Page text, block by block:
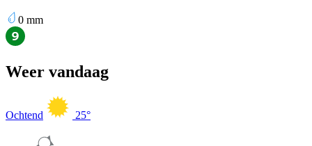
0 mm
Weer vandaag
Ochtend 25°